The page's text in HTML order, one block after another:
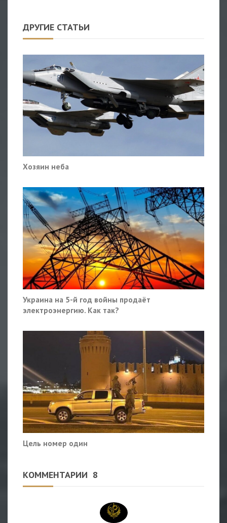
ДРУГИЕ СТАТЬИ
Хозяин неба
Украина на 5-й год войны продаёт
электроэнергию. Как так?
Цель номер один
КОММЕНТАРИИ 8